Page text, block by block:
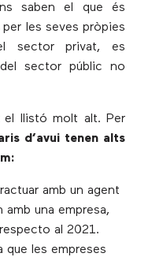
saben el que és
les seves pròpies
sector privat, es
sector públic no
el llistó molt alt. Per
d’avui tenen alts
amb un agent
amb una empresa,
al 2021.
que les empreses